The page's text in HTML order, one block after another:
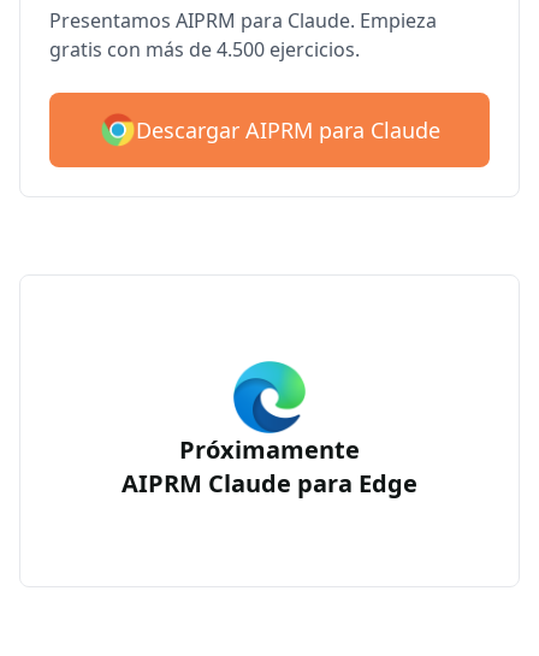
Presentamos AIPRM para Claude. Empieza
gratis con más de 4.500 ejercicios.
Descargar AIPRM para Claude
Próximamente
AIPRM Claude para Edge